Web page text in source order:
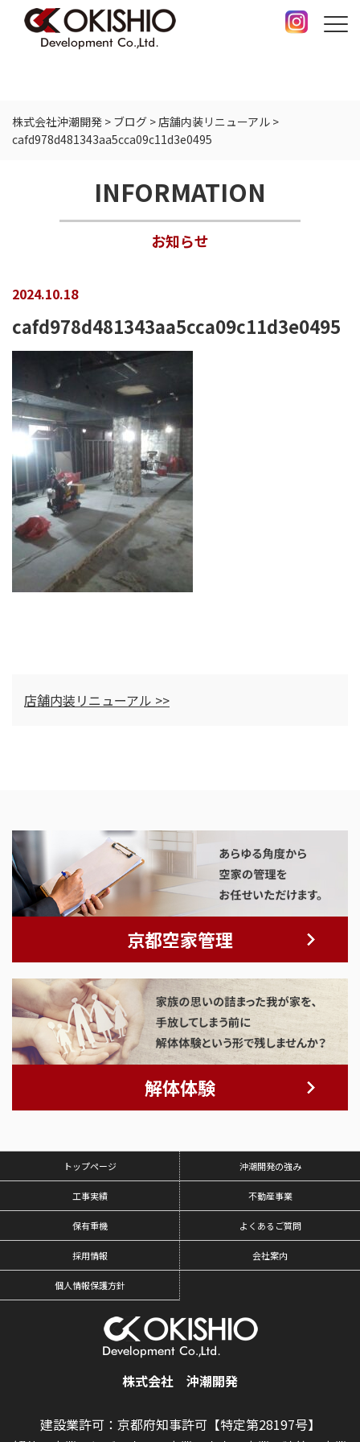
株式会社沖潮開発 > ブログ >店舗内装リニューアル >
cafd978d481343aa5cca09c11d3e0495
INFORMATION
お知らせ
2024.10.18
cafd978d481343aa5cca09c11d3e0495
店舗内装リニューアル >>
京都空家管理
解体体験
トップページ 沖潮開発の強み
工事実績 不動産事業
保有重機 よくあるご質問
採用情報 会社案内
個人情報保護方針
株式会社 沖潮開発
建設業許可：京都府知事許可【特定第28197号】